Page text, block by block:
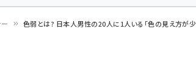
色弱とは? 日本人男性の20人に1人いる「色の見え方が少